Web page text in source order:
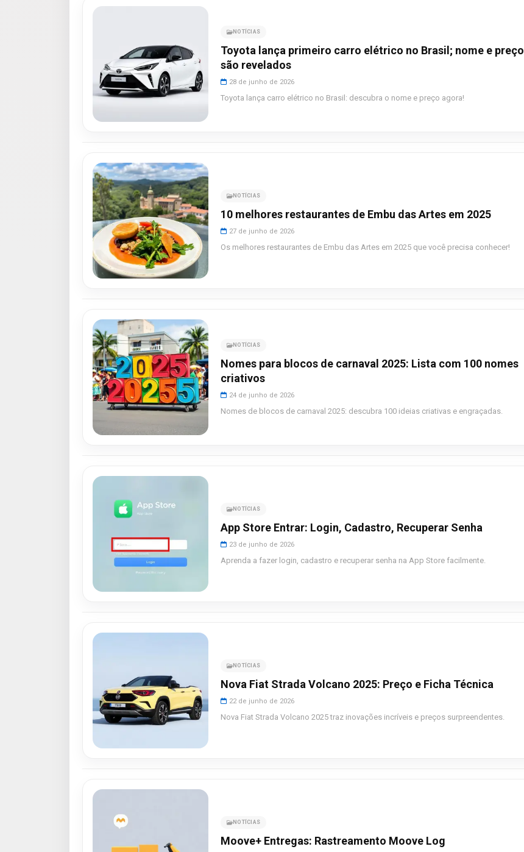
NOTÍCIAS
Toyota lança primeiro carro elétrico no Brasil; nome e preço
são revelados
28 de junho de 2026
Toyota lança carro elétrico no Brasil: descubra o nome e preço agora!
NOTÍCIAS
10 melhores restaurantes de Embu das Artes em 2025
27 de junho de 2026
Os melhores restaurantes de Embu das Artes em 2025 que você precisa conhecer!
NOTÍCIAS
Nomes para blocos de carnaval 2025: Lista com 100 nomes
criativos
24 de junho de 2026
Nomes de blocos de carnaval 2025: descubra 100 ideias criativas e engraçadas.
NOTÍCIAS
App Store Entrar: Login, Cadastro, Recuperar Senha
23 de junho de 2026
Aprenda a fazer login, cadastro e recuperar senha na App Store facilmente.
NOTÍCIAS
Nova Fiat Strada Volcano 2025: Preço e Ficha Técnica
22 de junho de 2026
Nova Fiat Strada Volcano 2025 traz inovações incríveis e preços surpreendentes.
NOTÍCIAS
Moove+ Entregas: Rastreamento Moove Log